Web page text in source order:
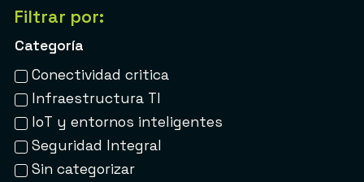
Filtrar por:
Categoría
Conectividad critica
Infraestructura TI
IoT y entornos inteligentes
Seguridad Integral
Sin categorizar